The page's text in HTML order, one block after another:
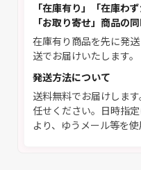
「在庫有り」「在庫わ
「お取り寄せ」商品の
在庫有り商品を先に発
送でお届けいたします。
発送方法について
送料無料でお届けしま
任せください。日時指
より、ゆうメール等を